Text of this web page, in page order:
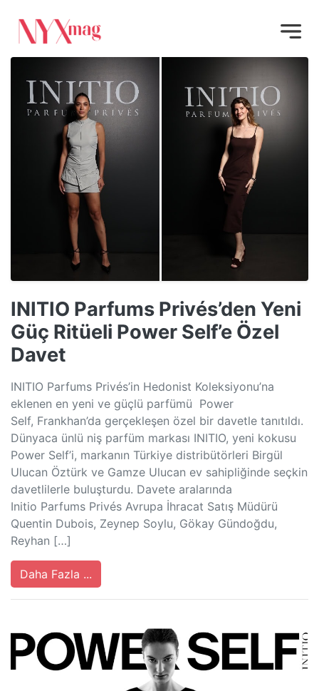
INITIO Parfums Privés’den Yeni
Güç Ritüeli Power Self’e Özel
Davet
INITIO Parfums Privés’in Hedonist Koleksiyonu’na
eklenen en yeni ve güçlü parfümü Power
Self, Frankhan’da gerçekleşen özel bir davetle tanıtıldı.
Dünyaca ünlü niş parfüm markası INITIO, yeni kokusu
Power Self’i, markanın Türkiye distribütörleri Birgül
Ulucan Öztürk ve Gamze Ulucan ev sahipliğinde seçkin
davetlilerle buluşturdu. Davete aralarında
Initio Parfums Privés Avrupa İhracat Satış Müdürü
Quentin Dubois, Zeynep Soylu, Gökay Gündoğdu,
Reyhan […]
Daha Fazla ...